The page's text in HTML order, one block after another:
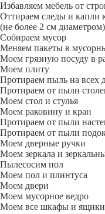
Избавляем мебель от
Оттираем следы и капли
(не более 2 см диаметром)
Собираем мусор
Меняем пакеты в
Моем грязную посуду в
Моем плиту
Протираем пыль на всех
Протираем от пыли
Моем стол и стулья
Моем раковину и кран
Протираем от пыли
Протираем от пыли
Моем дверные ручки
Моем зеркала и
Пылесосим пол
Моем пол и плинтуса
Моем двери
Моем мусорное ведро
Моем все шкафы и ящики